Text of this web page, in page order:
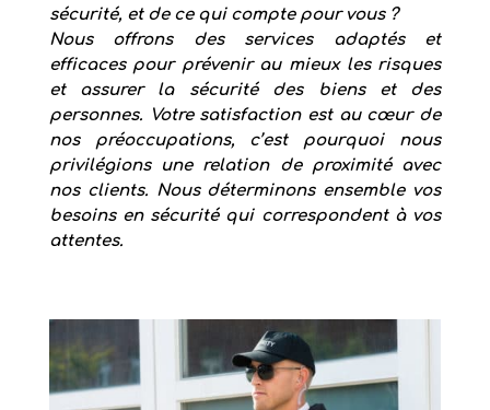
sécurité, et de ce qui compte pour vous ?
Nous offrons des services adaptés et
efficaces pour prévenir au mieux les risques
et assurer la sécurité des biens et des
personnes. Votre satisfaction est au cœur de
nos préoccupations, c’est pourquoi nous
privilégions une relation de proximité avec
nos clients. Nous déterminons ensemble vos
besoins en sécurité qui correspondent à vos
attentes.